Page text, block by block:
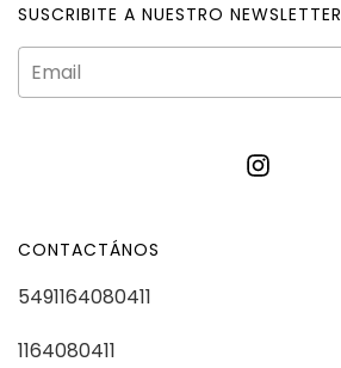
SUSCRIBITE A NUESTRO NEWSLETTER
CONTACTÁNOS
5491164080411
1164080411